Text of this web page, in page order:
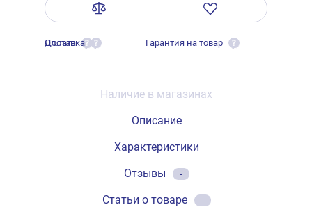
Оплата ?
Доставка ? Гарантия на товар ?
Наличие в магазинах
Описание
Характеристики
Отзывы
-
Статьи о товаре -